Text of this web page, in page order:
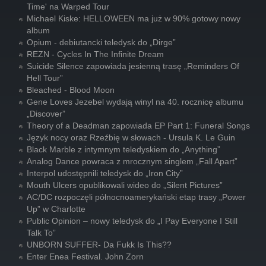
Time' na Warped Tour
Michael Kiske: HELLOWEEN ma już w 90% gotowy nowy
album
Opium - debiutancki teledysk do „Dirge”
REZN - Cycles In The Infinite Dream
Suicide Silence zapowiada jesienną trasę „Reminders Of
Hell Tour”
Bleached - Blood Moon
Gene Loves Jezebel wydają winyl na 40. rocznicę albumu
„Discover”
Theory of a Deadman zapowiada EP Part 1: Funeral Songs
Język nocy oraz Rzeźbię w słowach - Ursula K. Le Guin
Black Marble z intymnym teledyskiem do „Anything”
Analog Dance powraca z mrocznym singlem „Fall Apart”
Interpol udostępnili teledysk do „Iron City”
Mouth Ulcers opublikowali wideo do „Silent Pictures”
AC/DC rozpoczęli północnoamerykański etap trasy „Power
Up” w Charlotte
Public Opinion – nowy teledysk do „I Pay Everyone I Still
Talk To”
UNBORN SUFFER- Da Fukk Is This??
Enter Enea Festival. John Zorn